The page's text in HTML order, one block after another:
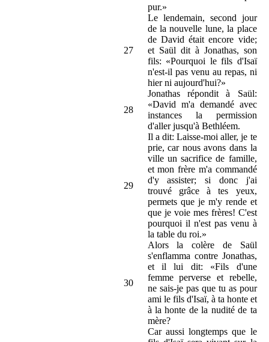
pur.»
27
Le lendemain, second jour
de la nouvelle lune, la place
de David était encore vide;
et Saül dit à Jonathas, son
fils: «Pourquoi le fils d'Isaï
n'est-il pas venu au repas, ni
hier ni aujourd'hui?»
28
Jonathas répondit à Saül:
«David m'a demandé avec
instances la permission
d'aller jusqu'à Bethléem.
29
Il a dit: Laisse-moi aller, je te
prie, car nous avons dans la
ville un sacrifice de famille,
et mon frère m'a commandé
d'y assister; si donc j'ai
trouvé grâce à tes yeux,
permets que je m'y rende et
que je voie mes frères! C'est
pourquoi il n'est pas venu à
la table du roi.»
30
Alors la colère de Saül
s'enflamma contre Jonathas,
et il lui dit: «Fils d'une
femme perverse et rebelle,
ne sais-je pas que tu as pour
ami le fils d'Isaï, à ta honte et
à la honte de la nudité de ta
mère?
Car aussi longtemps que le